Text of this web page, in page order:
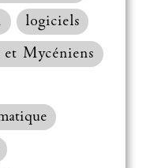
logiciels
Mycéniens